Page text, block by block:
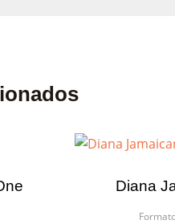
Diana×
×